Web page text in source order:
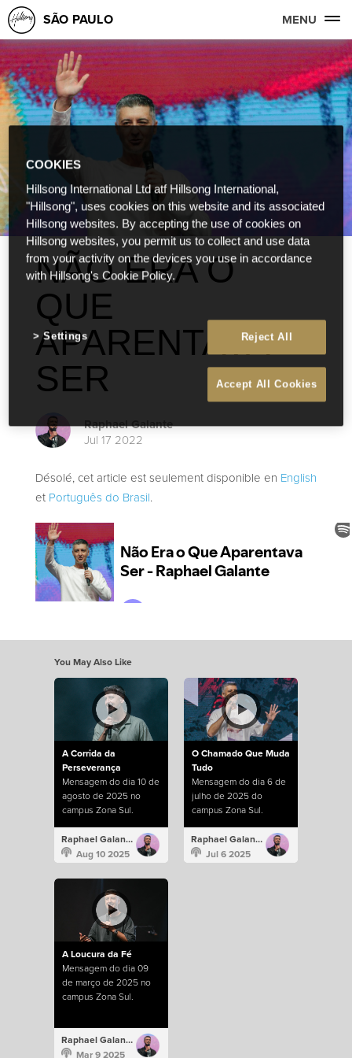
SÃO PAULO MENU
NÃO ERA O
QUE
APARENTAVA
SER
Raphael Galante
Jul 17 2022
Désolé, cet article est seulement disponible en English
et Português do Brasil.
You May Also Like
A Corrida da
Perseverança
Mensagem do dia 10 de
agosto de 2025 no
campus Zona Sul.
Raphael Galante
Aug 10 2025
O Chamado Que Muda
Tudo
Mensagem do dia 6 de
julho de 2025 do
campus Zona Sul.
Raphael Galante
Jul 6 2025
A Loucura da Fé
Mensagem do dia 09
de março de 2025 no
campus Zona Sul.
Raphael Galante
Mar 9 2025
COOKIES
Hillsong International Ltd atf Hillsong International,
"Hillsong", uses cookies on this website and its associated
Hillsong websites. By accepting the use of cookies on
Hillsong websites, you permit us to collect and use data
from your activity on the devices you use in accordance
with Hillsong's Cookie Policy.
Reject All
Accept All Cookies
Settings